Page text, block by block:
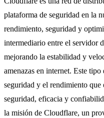
plataforma de seguridad en la
rendimiento, seguridad y
intermediario entre el servidor
mejorando la estabilidad y
amenazas en internet. Este
seguridad y el rendimiento
seguridad, eficacia y
la misión de Cloudflare, un